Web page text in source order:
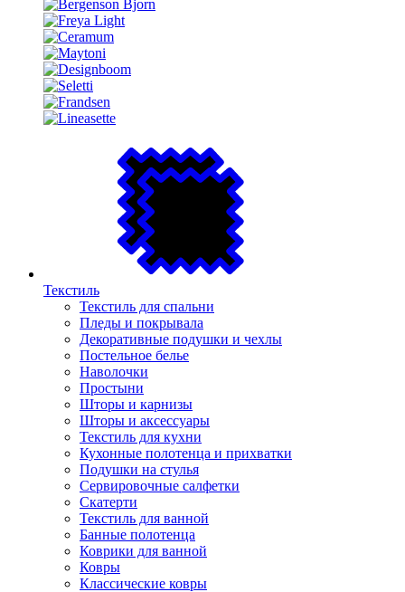
Текстиль
Текстиль для спальни
Пледы и покрывала
Декоративные подушки и чехлы
Постельное белье
Наволочки
Простыни
Шторы и карнизы
Шторы и аксессуары
Текстиль для кухни
Кухонные полотенца и прихватки
Подушки на стулья
Сервировочные салфетки
Скатерти
Текстиль для ванной
Банные полотенца
Коврики для ванной
Ковры
Классические ковры